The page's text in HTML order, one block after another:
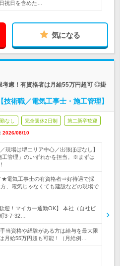
祝日を含めた…
気になる
慮！有資格者は月給55万円超可 ◎掛
術職／電気工事士・施工管理】
なし 完全週休2日制 第二新卒歓迎
2026/08/10
現場は堺エリア中心／出張ほぼなし】
工管理」のいずれかを担当。※まずは
★電気工事士の有資格者⇒好待遇で採
、電気じゃなくても建設などの現場で
迎！マイカー通勤OK】 本社（自社ビ
3-7-32…
当資格や経験がある方は給与を最大限
月給55万円超も可能！（月給例…